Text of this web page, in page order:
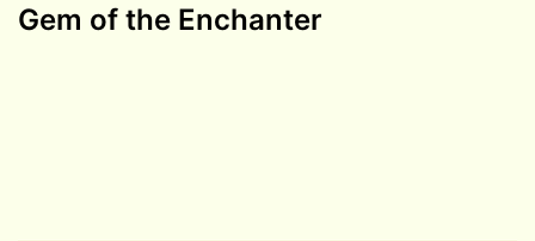
Gem of the Enchanter